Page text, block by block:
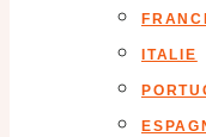
ITALIE